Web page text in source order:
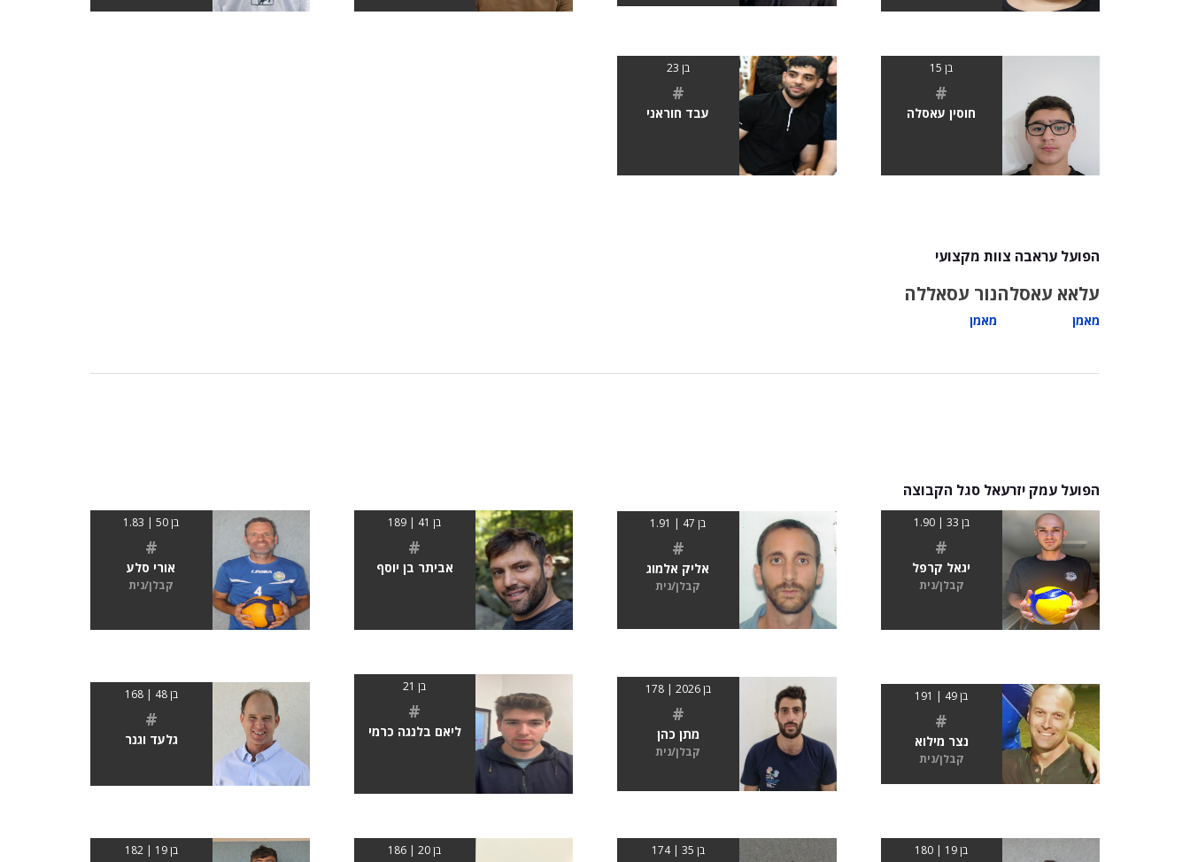
בן 15
#
חוסין עאסלה
בן 23
#
עבד חוראני
הפועל עראבה צוות מקצועי
עלאא עאסלה
מאמן
נור עסאללה
מאמן
הפועל עמק יזרעאל סגל הקבוצה
בן 33 | 1.90
#
יגאל קרפל
קבלן/נית
בן 47 | 1.91
#
אליק אלמוג
קבלן/נית
בן 41 | 189
#
אביתר בן יוסף
בן 50 | 1.83
#
אורי סלע
קבלן/נית
בן 49 | 191
#
נצר מילוא
קבלן/נית
בן 2026 | 178
#
מתן כהן
קבלן/נית
בן 21
#
ליאם בלנגה כרמי
בן 48 | 168
#
גלעד וגנר
בן 19 | 180 בן 35 | 174 בן 20 | 186 בן 19 | 182